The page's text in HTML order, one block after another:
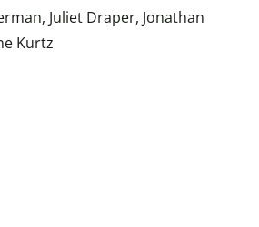
, Juliet Draper, Jonathan
Kurtz